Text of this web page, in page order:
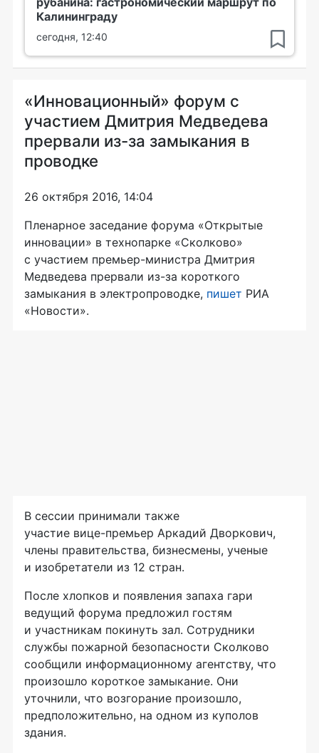
Калининграду
сегодня, 12:40
«Инновационный» форум с
участием Дмитрия Медведева
прервали из-за замыкания в
проводке
26 октября 2016, 14:04
Пленарное заседание форума «Открытые
инновации» в технопарке «Сколково»
с участием премьер-министра Дмитрия
Медведева прервали из-за короткого
замыкания в электропроводке, пишет РИА
«Новости».
В сессии принимали также
участие вице-премьер Аркадий Дворкович,
члены правительства, бизнесмены, ученые
и изобретатели из 12 стран.
После хлопков и появления запаха гари
ведущий форума предложил гостям
и участникам покинуть зал. Сотрудники
службы пожарной безопасности Сколково
сообщили информационному агентству, что
произошло короткое замыкание. Они
уточнили, что возгорание произошло,
предположительно, на одном из куполов
здания.